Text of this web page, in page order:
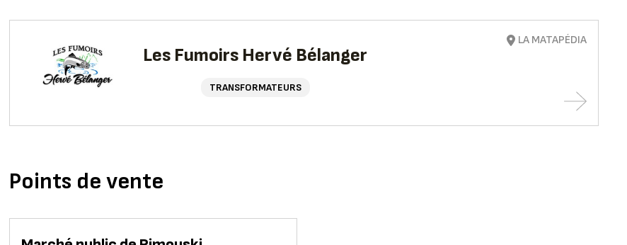
Les Fumoirs Hervé Bélanger
TRANSFORMATEURS
LA MATAPÉDIA
Points de vente